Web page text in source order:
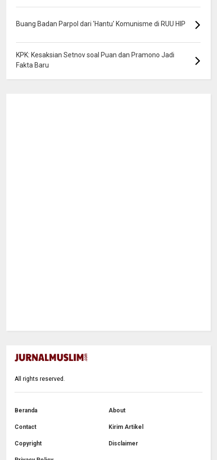
Buang Badan Parpol dari 'Hantu' Komunisme di RUU HIP
KPK: Kesaksian Setnov soal Puan dan Pramono Jadi
Fakta Baru
All rights reserved.
Beranda About
Contact Kirim Artikel
Copyright Disclaimer